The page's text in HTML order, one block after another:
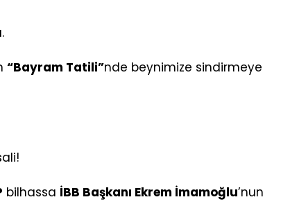
“Bayram Tatili”nde beynimize sindirmeye
bilhassa İBB Başkanı Ekrem İmamoğlu’nun